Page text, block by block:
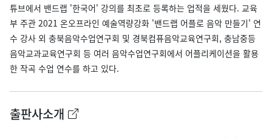
튜브에서 밴드랩 '한국어' 강의를 최초로 등록하는 업적을 세웠다. 교육
부 주관 2021 온오프라인 예술역량강화 '밴드랩 어플로 음악 만들기' 연
수 강사 외 충북음악수업연구회 및 경북컴퓨음악교육연구회, 충남중등
음악교과교육연구회 등 여러 음악수업연구회에서 어플리케이션을 활용
한 작곡 수업 연수를 하고 있다.
출판사소개